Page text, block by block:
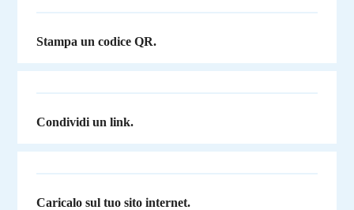
Stampa un codice QR.
Condividi un link.
Caricalo sul tuo sito internet.